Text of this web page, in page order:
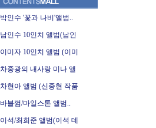
박인수 '꽃과 나비'앨범..
남인수 10인치 앨범(남인
이미자 10인치 앨범 (이미
차중광의 내사랑 미나 앨
차현아 앨범 (신중현 작품
바블껌/마일스톤 앨범..
이석/최희준 앨범(이석 데